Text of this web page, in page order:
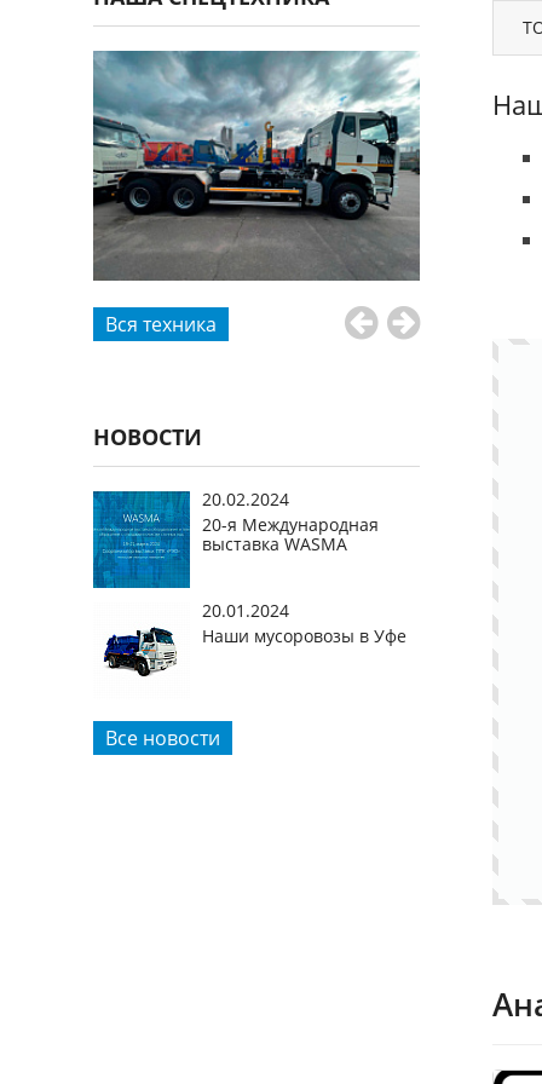
Вся техника
НОВОСТИ
20.02.2024
20-я Международная
выставка WASMA
20.01.2024
Наши мусоровозы в Уфе
Все новости